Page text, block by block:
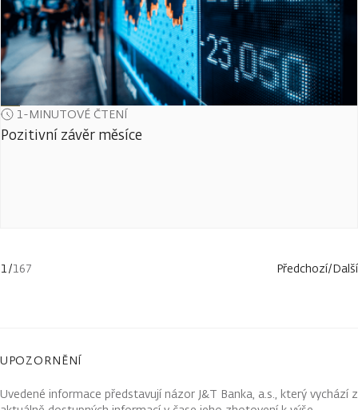
1-MINUTOVÉ ČTENÍ
Pozitivní závěr měsíce
1/167 Předchozí/Další
UPOZORNĚNÍ
Uvedené informace představují názor J&T Banka, a.s., který vychází z